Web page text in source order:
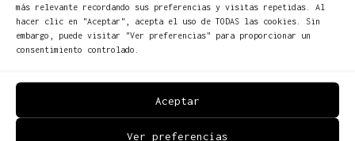
más relevante recordando sus preferencias y visitas repetidas. Al
hacer clic en "Aceptar", acepta el uso de TODAS las cookies. Sin
embargo, puede visitar "Ver preferencias" para proporcionar un
consentimiento controlado.
Aceptar
Ver preferencias
info@reysermantenimiento.com